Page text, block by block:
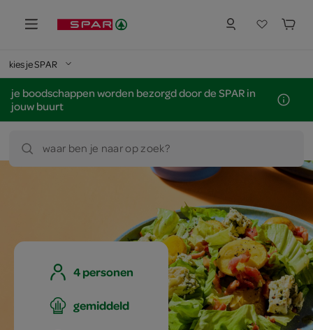
kies je SPAR
je boodschappen worden bezorgd door de SPAR in
jouw buurt
waar ben je naar op zoek?
4 personen
gemiddeld